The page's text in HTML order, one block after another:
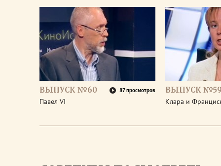
ВЫПУСК №60 87 просмотров
Павел VI
ВЫПУСК
Клара и